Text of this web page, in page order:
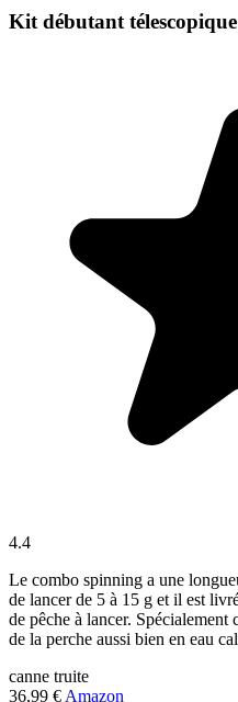
Kit débutant
4.4
Le combo spinning a une
de lancer de 5 à 15 g et il est
de pêche à lancer.
de la perche aussi bien en eau
canne truite
36,99 € Amazon